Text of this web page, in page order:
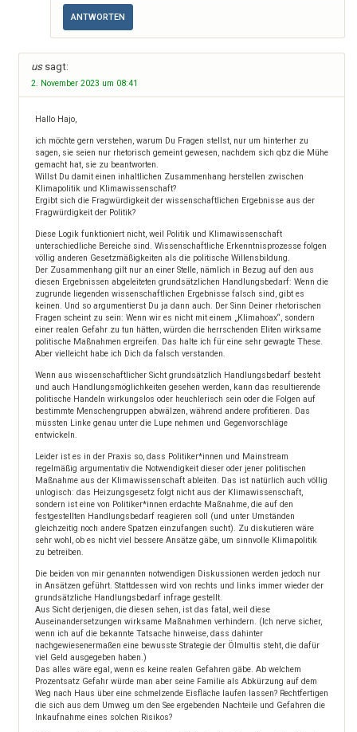
ANTWORTEN
us sagt:
2. November 2023 um 08:41
Hallo Hajo,
ich möchte gern verstehen, warum Du Fragen stellst, nur um hinterher zu
sagen, sie seien nur rhetorisch gemeint gewesen, nachdem sich qbz die Mühe
gemacht hat, sie zu beantworten.
Willst Du damit einen inhaltlichen Zusammenhang herstellen zwischen
Klimapolitik und Klimawissenschaft?
Ergibt sich die Fragwürdigkeit der wissenschaftlichen Ergebnisse aus der
Fragwürdigkeit der Politik?
Diese Logik funktioniert nicht, weil Politik und Klimawissenschaft
unterschiedliche Bereiche sind. Wissenschaftliche Erkenntnisprozesse folgen
völlig anderen Gesetzmäßigkeiten als die politische Willensbildung.
Der Zusammenhang gilt nur an einer Stelle, nämlich in Bezug auf den aus
diesen Ergebnissen abgeleiteten grundsätzlichen Handlungsbedarf: Wenn die
zugrunde liegenden wissenschaftlichen Ergebnisse falsch sind, gibt es
keinen. Und so argumentierst Du ja dann auch. Der Sinn Deiner rhetorischen
Fragen scheint zu sein: Wenn wir es nicht mit einem „Klimahoax“, sondern
einer realen Gefahr zu tun hätten, würden die herrschenden Eliten wirksame
politische Maßnahmen ergreifen. Das halte ich für eine sehr gewagte These.
Aber vielleicht habe ich Dich da falsch verstanden.
Wenn aus wissenschaftlicher Sicht grundsätzlich Handlungsbedarf besteht
und auch Handlungsmöglichkeiten gesehen werden, kann das resultierende
politische Handeln wirkungslos oder heuchlerisch sein oder die Folgen auf
bestimmte Menschengruppen abwälzen, während andere profitieren. Das
müssten Linke genau unter die Lupe nehmen und Gegenvorschläge
entwickeln.
Leider ist es in der Praxis so, dass Politiker*innen und Mainstream
regelmäßig argumentativ die Notwendigkeit dieser oder jener politischen
Maßnahme aus der Klimawissenschaft ableiten. Das ist natürlich auch völlig
unlogisch: das Heizungsgesetz folgt nicht aus der Klimawissenschaft,
sondern ist eine von Politiker*innen erdachte Maßnahme, die auf den
festgestellten Handlungsbedarf reagieren soll (und unter Umständen
gleichzeitig noch andere Spatzen einzufangen sucht). Zu diskutieren wäre
sehr wohl, ob es nicht viel bessere Ansätze gäbe, um sinnvolle Klimapolitik
zu betreiben.
Die beiden von mir genannten notwendigen Diskussionen werden jedoch nur
in Ansätzen geführt. Stattdessen wird von rechts und links immer wieder der
grundsätzliche Handlungsbedarf infrage gestellt.
Aus Sicht derjenigen, die diesen sehen, ist das fatal, weil diese
Auseinandersetzungen wirksame Maßnahmen verhindern. (Ich nerve sicher,
wenn ich auf die bekannte Tatsache hinweise, dass dahinter
nachgewiesenermaßen eine bewusste Strategie der Ölmultis steht, die dafür
viel Geld ausgegeben haben.)
Das alles wäre egal, wenn es keine realen Gefahren gäbe. Ab welchem
Prozentsatz Gefahr würde man aber seine Familie als Abkürzung auf dem
Weg nach Haus über eine schmelzende Eisfläche laufen lassen? Rechtfertigen
die sich aus dem Umweg um den See ergebenden Nachteile und Gefahren die
Inkaufnahme eines solchen Risikos?